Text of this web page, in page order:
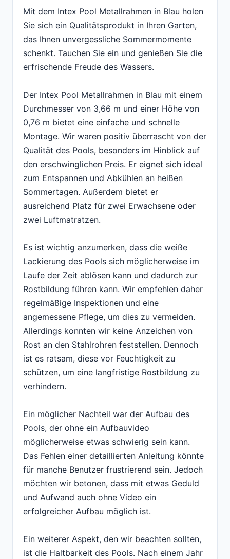
Mit dem Intex Pool Metallrahmen in Blau holen
Sie sich ein Qualitätsprodukt in Ihren Garten,
das Ihnen unvergessliche Sommermomente
schenkt. Tauchen Sie ein und genießen Sie die
erfrischende Freude des Wassers.
Der Intex Pool Metallrahmen in Blau mit einem
Durchmesser von 3,66 m und einer Höhe von
0,76 m bietet eine einfache und schnelle
Montage. Wir waren positiv überrascht von der
Qualität des Pools, besonders im Hinblick auf
den erschwinglichen Preis. Er eignet sich ideal
zum Entspannen und Abkühlen an heißen
Sommertagen. Außerdem bietet er
ausreichend Platz für zwei Erwachsene oder
zwei Luftmatratzen.
Es ist wichtig anzumerken, dass die weiße
Lackierung des Pools sich möglicherweise im
Laufe der Zeit ablösen kann und dadurch zur
Rostbildung führen kann. Wir empfehlen daher
regelmäßige Inspektionen und eine
angemessene Pflege, um dies zu vermeiden.
Allerdings konnten wir keine Anzeichen von
Rost an den Stahlrohren feststellen. Dennoch
ist es ratsam, diese vor Feuchtigkeit zu
schützen, um eine langfristige Rostbildung zu
verhindern.
Ein möglicher Nachteil war der Aufbau des
Pools, der ohne ein Aufbauvideo
möglicherweise etwas schwierig sein kann.
Das Fehlen einer detaillierten Anleitung könnte
für manche Benutzer frustrierend sein. Jedoch
möchten wir betonen, dass mit etwas Geduld
und Aufwand auch ohne Video ein
erfolgreicher Aufbau möglich ist.
Ein weiterer Aspekt, den wir beachten sollten,
ist die Haltbarkeit des Pools. Nach einem Jahr